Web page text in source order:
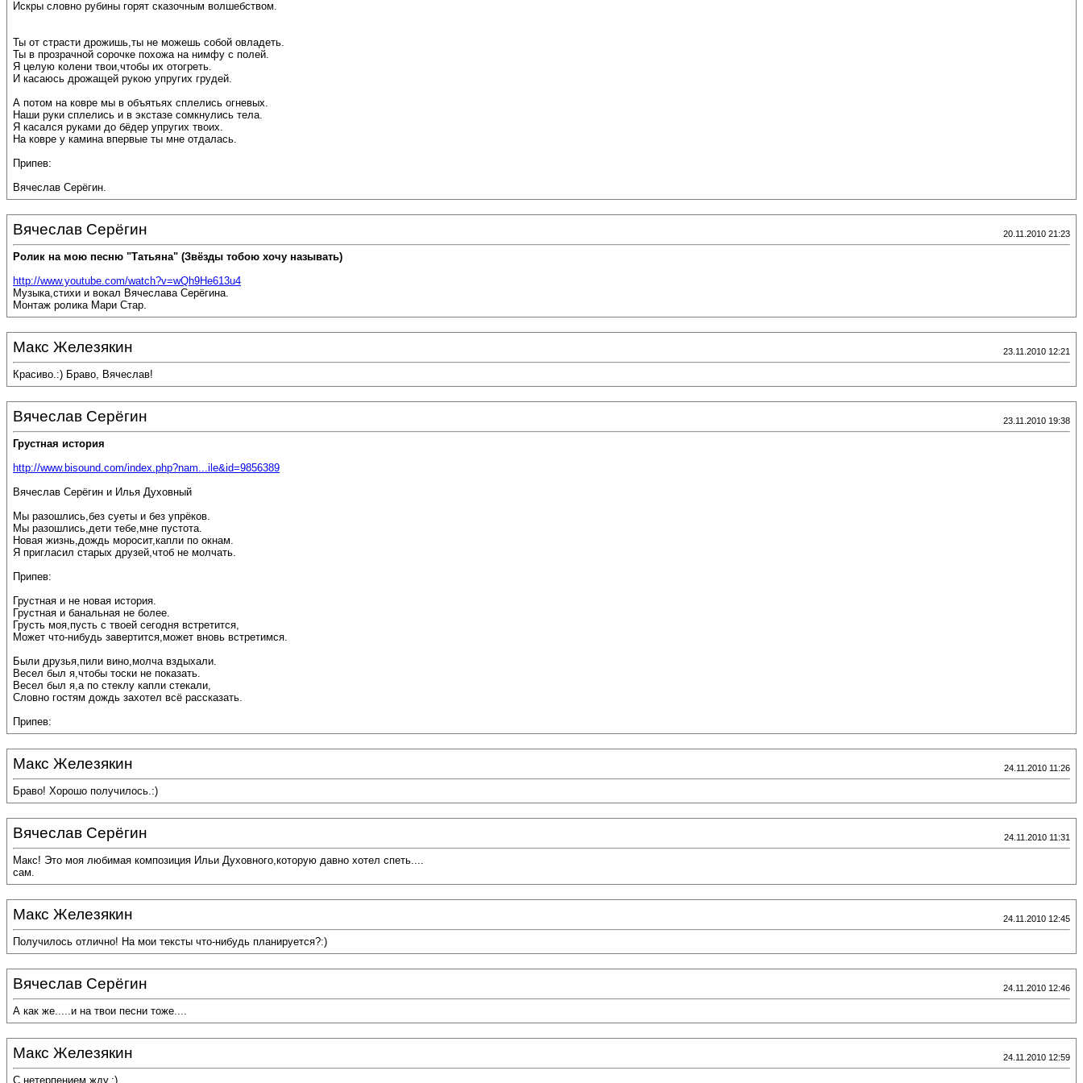
Искры словно рубины горят сказочным волшебством.
Ты от страсти дрожишь,ты не можешь собой овладеть.
Ты в прозрачной сорочке похожа на нимфу с полей.
Я целую колени твои,чтобы их отогреть.
И касаюсь дрожащей рукою упругих грудей.
А потом на ковре мы в объятьях сплелись огневых.
Наши руки сплелись и в экстазе сомкнулись тела.
Я касался руками до бёдер упругих твоих.
На ковре у камина впервые ты мне отдалась.
Припев:
Вячеслав Серёгин.
Вячеслав Серёгин 20.11.2010 21:23
Ролик на мою песню "Татьяна" (Звёзды тобою хочу называть)
http://www.youtube.com/watch?v=wQh9He613u4
Музыка,стихи и вокал Вячеслава Серёгина.
Монтаж ролика Мари Стар.
Макс Железякин 23.11.2010 12:21
Красиво.:) Браво, Вячеслав!
Вячеслав Серёгин 23.11.2010 19:38
Грустная история
http://www.bisound.com/index.php?nam...ile&id=9856389
Вячеслав Серёгин и Илья Духовный
Мы разошлись,без суеты и без упрёков.
Мы разошлись,дети тебе,мне пустота.
Новая жизнь,дождь моросит,капли по окнам.
Я пригласил старых друзей,чтоб не молчать.
Припев:
Грустная и не новая история.
Грустная и банальная не более.
Грусть моя,пусть с твоей сегодня встретится,
Может что-нибудь завертится,может вновь встретимся.
Были друзья,пили вино,молча вздыхали.
Весел был я,чтобы тоски не показать.
Весел был я,а по стеклу капли стекали,
Словно гостям дождь захотел всё рассказать.
Припев:
Макс Железякин 24.11.2010 11:26
Браво! Хорошо получилось.:)
Вячеслав Серёгин 24.11.2010 11:31
Макс! Это моя любимая композиция Ильи Духовного,которую давно хотел спеть....
сам.
Макс Железякин 24.11.2010 12:45
Получилось отлично! На мои тексты что-нибудь планируется?:)
Вячеслав Серёгин 24.11.2010 12:46
А как же.....и на твои песни тоже....
Макс Железякин 24.11.2010 12:59
С нетерпением жду.:)